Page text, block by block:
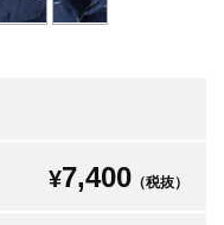
¥7,400 （税抜）